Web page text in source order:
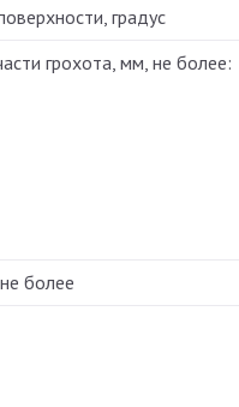
градус
грохота, мм, не более:
более